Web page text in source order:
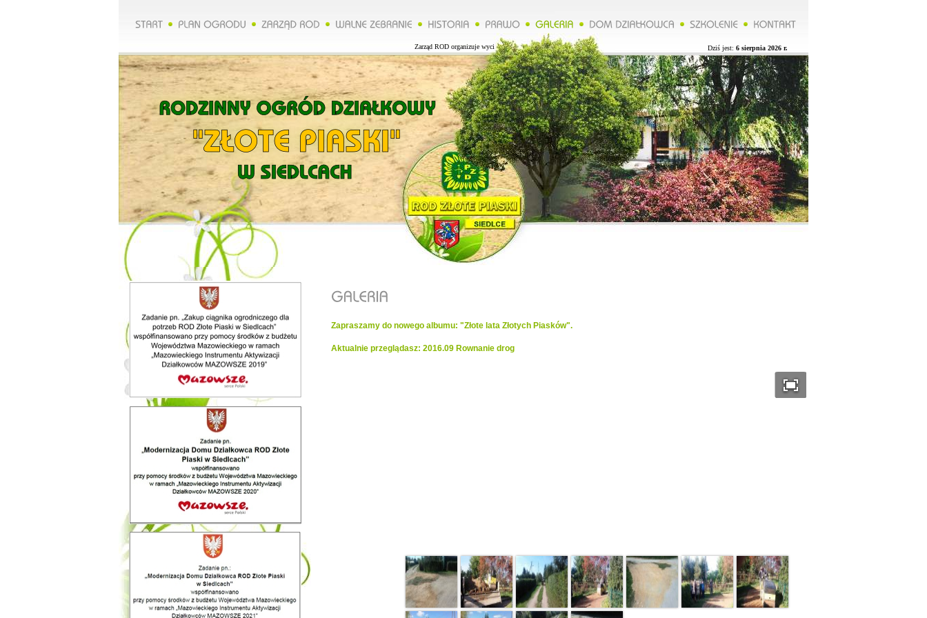
Zarząd ROD organizuje wycieczkę do Lublina więcej na naszej stronie.**********Zarząd ROD organizuje wycieczkę do Lublina więcej na naszej stronie.**********Zarząd ROD
Dziś jest: 6 sierpnia 2026 r.
Zapraszamy do nowego albumu: "Złote lata Złotych Piasków".
Aktualnie przeglądasz: 2016.09 Rownanie drog